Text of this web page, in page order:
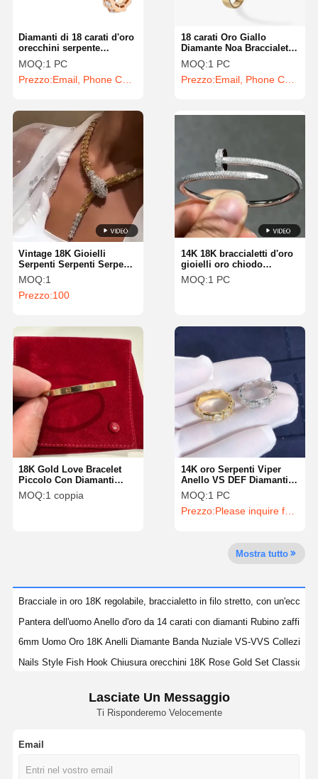
Casa. Prodotti Video Su Di Noi
Visita Della
Contattaci
Casi Blog
Chiedi Un
Preventivo
Anelli di diamanti da 18K
Collare per ciondolo da 18K
Braccialetto di orologio di diamante
18 carati Oro Giallo
Diamante Noa Braccialetto
Braccialetto Gioielli Per
Donne
MOQ:1 PC
Prezzo:Email, Phone Call and WhatsApp Inquiry
Diamanti di 18 carati d'oro
orecchini serpente
serpenti vipera
MOQ:1 PC
Prezzo:Email, Phone Call and WhatsApp Inquiry
14K 18K braccialetti d'oro
gioielli oro chiodo
braccialetto braccialetto in
diamanti completamente
MOQ:1 PC
Vintage 18K Gioielli
Serpenti Serpenti Serpenti
Orecchini Pendenti
Braccialetti Braccialetto
MOQ:1
Prezzo:100
14K oro Serpenti Viper
Anello VS DEF Diamanti
Per Donne AU585 ODM
MOQ:1 PC
Prezzo:Please inquire for precise price
18K Gold Love Bracelet
Piccolo Con Diamanti
Coltivati In Laboratorio
Forma Rotonda VS-VVS
MOQ:1 coppia
Mostra tutto
Bracciale in oro 18K regolabile, braccialetto in filo stretto, con
Pantera dell'uomo Anello d'oro da 14 carati con diamanti Rubino zaffiro
6mm Uomo Oro 18K Anelli Diamante Banda Nuziale VS-VVS Collezione
Nails Style Fish Hook Chiusura orecchini 18K Rose Gold Set Classic
Serpente Anello Laboratorio Cresciuto Diamante 18K Anelli d'oro
Unisex giallo 18KT braccialetto d'oro Quattro foglie di trifoglio con
Ragazze Pave Love Necklace 18 carati Oro Giallo Laboratorio
Lasciate Un Messaggio
Ti Risponderemo Velocemente
Email